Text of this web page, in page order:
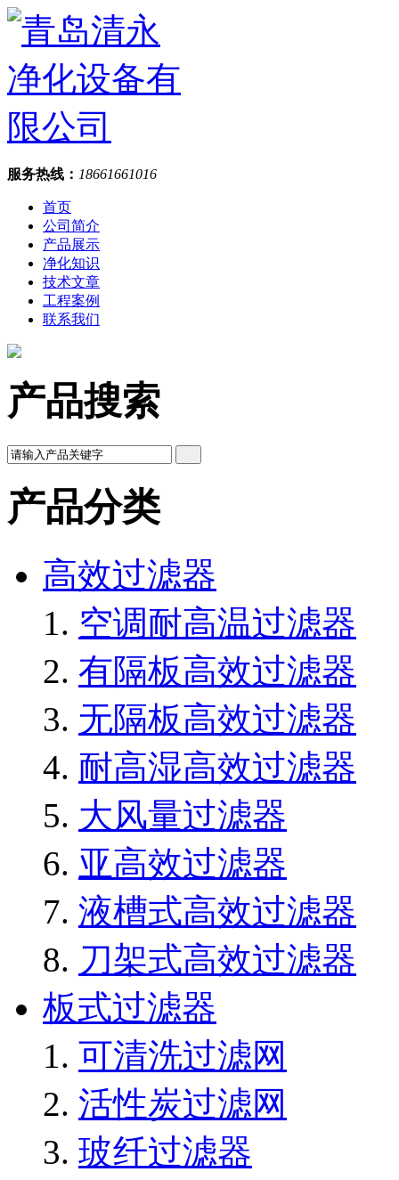
服务热线： 18661661016
首页
公司简介
产品展示
净化知识
技术文章
工程案例
联系我们
产品搜索
产品分类
高效过滤器
空调耐高温过滤器
有隔板高效过滤器
无隔板高效过滤器
耐高湿高效过滤器
大风量过滤器
亚高效过滤器
液槽式高效过滤器
刀架式高效过滤器
板式过滤器
可清洗过滤网
活性炭过滤网
玻纤过滤器